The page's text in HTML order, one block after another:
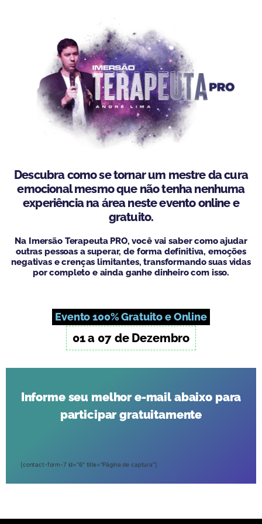
Descubra como se tornar um mestre da cura
emocional mesmo que não tenha nenhuma
experiência na área neste evento online e
gratuito.
Na Imersão Terapeuta PRO, você vai saber como ajudar
outras pessoas a superar, de forma definitiva, emoções
negativas e crenças limitantes, transformando suas vidas
por completo e ainda ganhe dinheiro com isso.
Evento 100% Gratuito e Online
01 a 07 de Dezembro
Informe seu melhor e-mail abaixo para
participar gratuitamente
[contact-form-7 id="6" title="Página de captura"]